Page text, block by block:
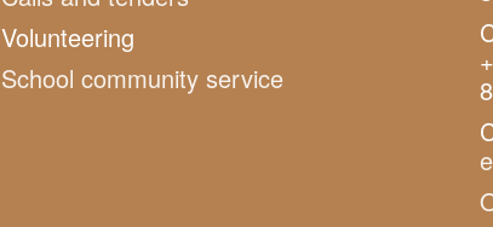
Volunteering
School community service